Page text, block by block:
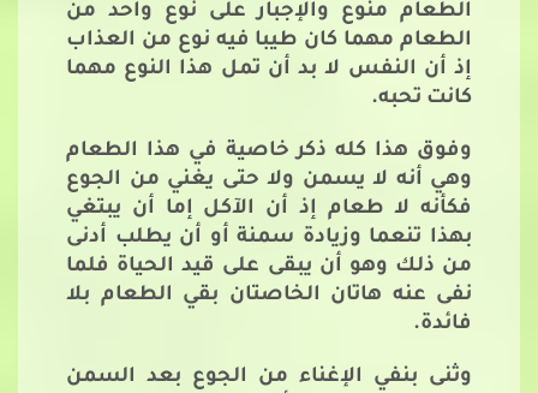
الطعام منوع والإجبار على نوع واحد من
الطعام مهما كان طيبا فيه نوع من العذاب
إذ أن النفس لا بد أن تمل هذا النوع مهما
كانت تحبه.
وفوق هذا كله ذكر خاصية في هذا الطعام
وهي أنه لا يسمن ولا حتى يغني من الجوع
فكأنه لا طعام إذ أن الآكل إما أن يبتغي
بهذا تنعما وزيادة سمنة أو أن يطلب أدنى
من ذلك وهو أن يبقى على قيد الحياة فلما
نفى عنه هاتان الخاصتان بقي الطعام بلا
فائدة.
وثنى بنفي الإغناء من الجوع بعد السمن